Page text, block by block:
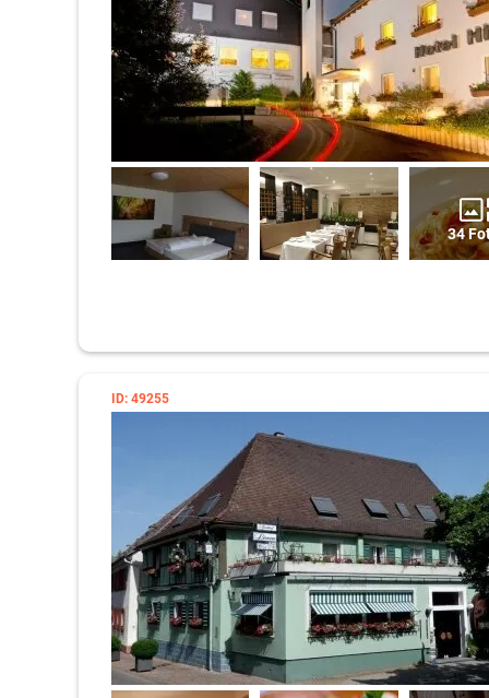
34
ID: 49255